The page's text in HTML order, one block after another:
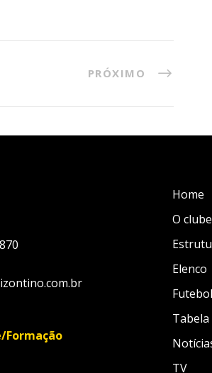
PRÓXIMO
Formação
Home
O clube
Elenco
Futebol
Tabela
TV